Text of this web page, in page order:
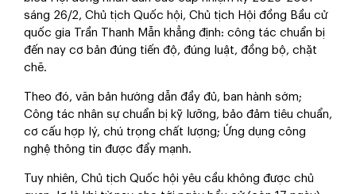
sáng 26/2, Chủ tịch Quốc hội, Chủ tịch Hội đồng Bầu cử
quốc gia Trần Thanh Mẫn khẳng định: công tác chuẩn bị
đến nay cơ bản đúng tiến độ, đúng luật, đồng bộ, chặt
chẽ.
Theo đó, văn bản hướng dẫn đầy đủ, ban hành sớm;
Công tác nhân sự chuẩn bị kỹ lưỡng, bảo đảm tiêu chuẩn,
cơ cấu hợp lý, chú trọng chất lượng; Ứng dụng công
nghệ thông tin được đẩy mạnh.
Tuy nhiên, Chủ tịch Quốc hội yêu cầu không được chủ